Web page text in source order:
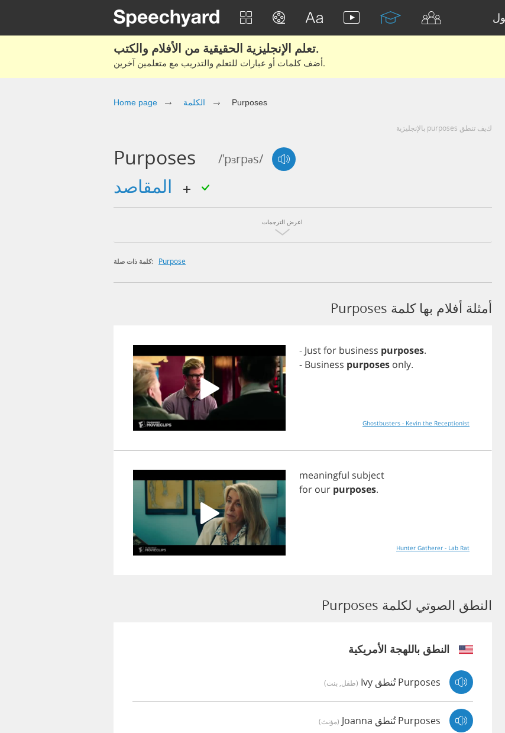
تعلم الإنجليزية الحقيقية من الأفلام والكتب.
أضف كلمات أو عبارات للتعلم والتدريب مع متعلمين آخرين.
Home page الكلمة Purposes
كيف تنطق purposes بالإنجليزية
Purposes /'pɜrpəs/
اعرض الترجمات
كلمة ذات صلة: Purpose
أمثلة أفلام بها كلمة Purposes
- Justfor business purposes.
- Business purposes only.
Ghostbusters - Kevin the Receptionist
meaningful subject
for our purposes.
Hunter Gatherer - Lab Rat
النطق الصوتي لكلمة Purposes
النطق باللهجة الأمريكية
Purposes تُنطق Ivy (طفل, بنت)
Purposes تُنطق Joanna (مؤنث)